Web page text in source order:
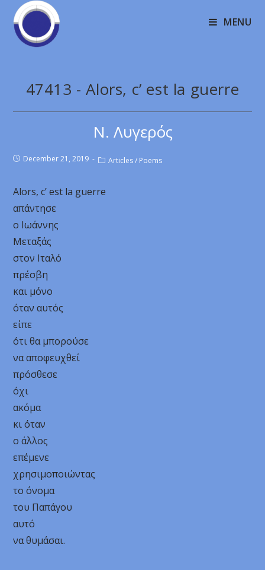
MENU
47413 - Alors, c’ est la guerre
Ν. Λυγερός
December 21, 2019 Articles / Poems
Alors, c’ est la guerre
απάντησε
ο Ιωάννης
Μεταξάς
στον Ιταλό
πρέσβη
και μόνο
όταν αυτός
είπε
ότι θα μπορούσε
να αποφευχθεί
πρόσθεσε
όχι
ακόμα
κι όταν
ο άλλος
επέμενε
χρησιμοποιώντας
το όνομα
του Παπάγου
αυτό
να θυμάσαι.